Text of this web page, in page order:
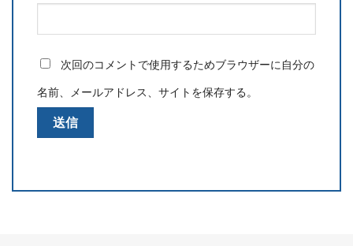
次回のコメントで使用するためブラウザーに自分の
名前、メールアドレス、サイトを保存する。